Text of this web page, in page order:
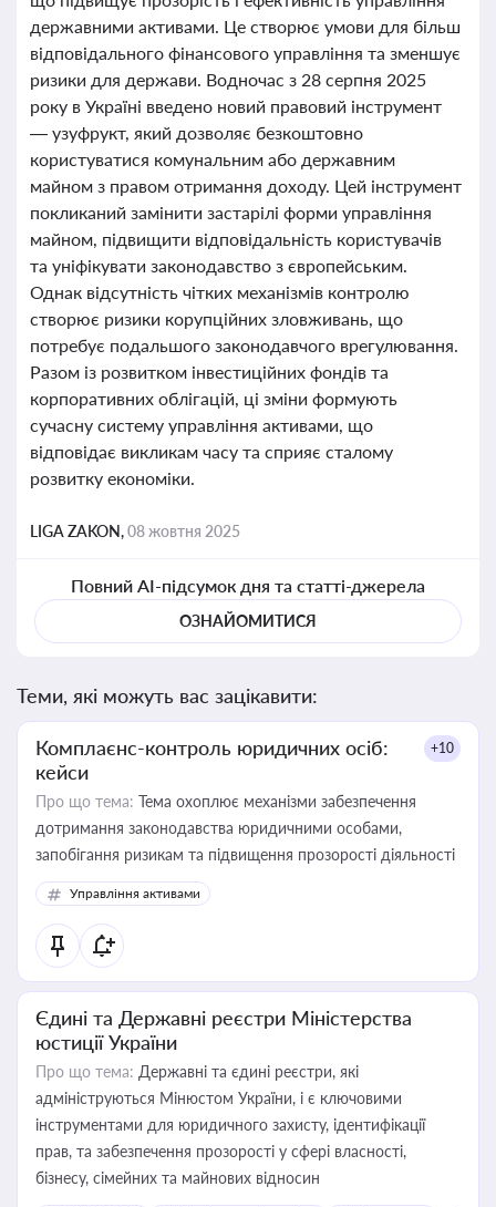
державними активами. Це створює умови для більш
відповідального фінансового управління та зменшує
ризики для держави. Водночас з 28 серпня 2025
року в Україні введено новий правовий інструмент
— узуфрукт, який дозволяє безкоштовно
користуватися комунальним або державним
майном з правом отримання доходу. Цей інструмент
покликаний замінити застарілі форми управління
майном, підвищити відповідальність користувачів
та уніфікувати законодавство з європейським.
Однак відсутність чітких механізмів контролю
створює ризики корупційних зловживань, що
потребує подальшого законодавчого врегулювання.
Разом із розвитком інвестиційних фондів та
корпоративних облігацій, ці зміни формують
сучасну систему управління активами, що
відповідає викликам часу та сприяє сталому
розвитку економіки.
LIGA ZAKON,08 жовтня 2025
Повний AI-підсумок дня та статті-джерела
ОЗНАЙОМИТИСЯ
Теми, які можуть вас зацікавити:
Комплаєнс-контроль юридичних осіб:
кейси
+10
Про що тема: Тема охоплює механізми забезпечення
дотримання законодавства юридичними особами,
запобігання ризикам та підвищення прозорості діяльності
Управління активами
Єдині та Державні реєстри Міністерства
юстиції України
Про що тема: Державні та єдині реєстри, які
адмініструються Мінюстом України, і є ключовими
інструментами для юридичного захисту, ідентифікації
прав, та забезпечення прозорості у сфері власності,
бізнесу, сімейних та майнових відносин